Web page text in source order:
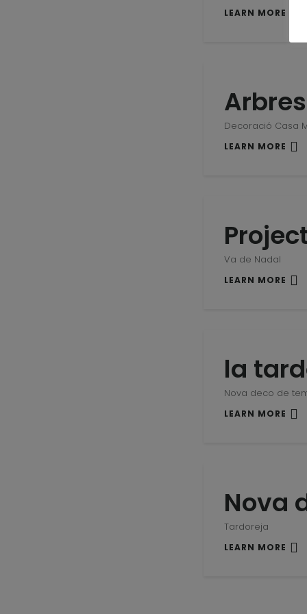
LEARN MORE
Decoració Casa
LEARN MORE
Va de Nadal
LEARN MORE
la
Nova deco de
LEARN MORE
Nova
Tardoreja
LEARN MORE